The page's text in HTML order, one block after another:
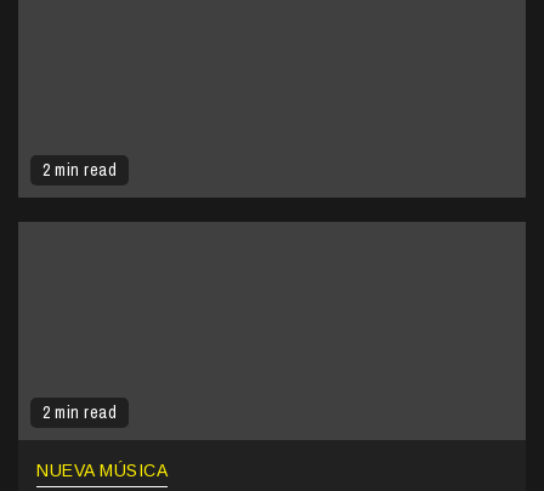
2 min read
2 min read
NUEVA MÚSICA